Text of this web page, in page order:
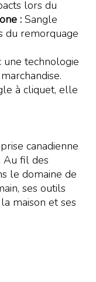
lors du
: Sangle
du remorquage
une technologie
à cliquet, elle
canadienne
Au fil des
le domaine de
ses outils
maison et ses